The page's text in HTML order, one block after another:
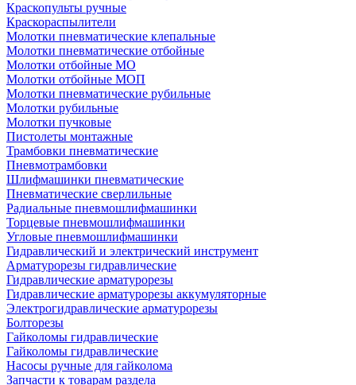
Краскопульты ручные
Краскораспылители
Молотки пневматические клепальные
Молотки пневматические отбойные
Молотки отбойные МО
Молотки отбойные МОП
Молотки пневматические рубильные
Молотки рубильные
Молотки пучковые
Пистолеты монтажные
Трамбовки пневматические
Пневмотрамбовки
Шлифмашинки пневматические
Пневматические сверлильные
Радиальные пневмошлифмашинки
Торцевые пневмошлифмашинки
Угловые пневмошлифмашинки
Гидравлический и электрический инструмент
Арматурорезы гидравлические
Гидравлические арматурорезы
Гидравлические арматурорезы аккумуляторные
Электрогидравлические арматурорезы
Болторезы
Гайколомы гидравлические
Гайколомы гидравлические
Насосы ручные для гайколома
Запчасти к товарам раздела